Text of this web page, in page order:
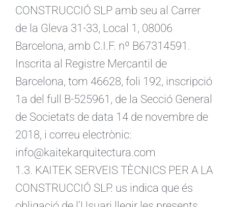
CONSTRUCCIÓ SLP amb seu al Carrer
de la Gleva 31-33, Local 1, 08006
Barcelona, ​​amb C.I.F. nº B67314591.
Inscrita al Registre Mercantil de
Barcelona, ​​tom 46628, foli 192, inscripció
1a del full B-525961, de la Secció General
de Societats de data 14 de novembre de
2018, i correu electrònic:
info@kaitekarquitectura.com
1.3. KAITEK SERVEIS TÈCNICS PER A LA
CONSTRUCCIÓ SLP. us indica que és